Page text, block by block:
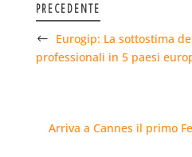
PRECEDENTE
Eurogip: La sottostima
professionali in 5 paesi
Arriva a Cannes il primo